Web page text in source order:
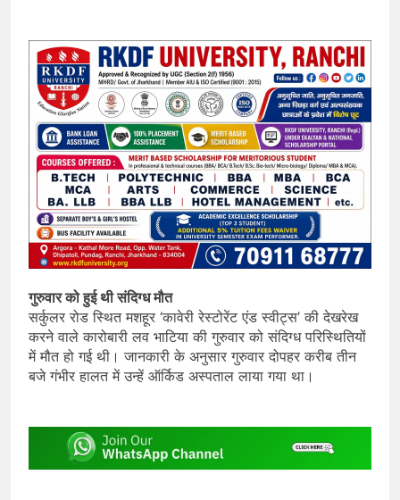
गुरुवार को हुई थी संदिग्ध मौत
सर्कुलर रोड स्थित मशहूर ‘कावेरी रेस्टोरेंट एंड स्वीट्स’ की देखरेख
करने वाले कारोबारी लव भाटिया की गुरुवार को संदिग्ध परिस्थितियों
में मौत हो गई थी। जानकारी के अनुसार गुरुवार दोपहर करीब तीन
बजे गंभीर हालत में उन्हें ऑर्किड अस्पताल लाया गया था।